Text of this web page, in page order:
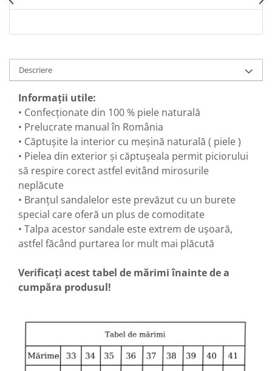
Descriere
Informații utile:
• Confecționate din 100 % piele naturală
• Prelucrate manual în România
• Căptușite la interior cu meșină naturală ( piele )
• Pielea din exterior și căptușeala permit piciorului
să respire corect astfel evitând mirosurile
neplăcute
• Branțul sandalelor este prevăzut cu un burete
special care oferă un plus de comoditate
• Talpa acestor sandale este extrem de ușoară,
astfel făcând purtarea lor mult mai plăcută
Verificați acest tabel de mărimi înainte de a
cumpăra produsul!